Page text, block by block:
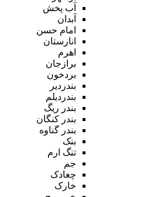
آب پخش
آبدان
امام حسن
انارستان
اهرم
برازجان
بردخون
بندردیر
بندردیلم
بندر ریگ
بندر کنگان
بندر گناوه
بنک
تنگ ارم
جم
چغادک
خارک